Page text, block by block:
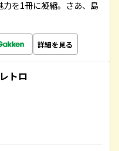
を1冊に凝縮。さあ、島
詳細を見る
トロ